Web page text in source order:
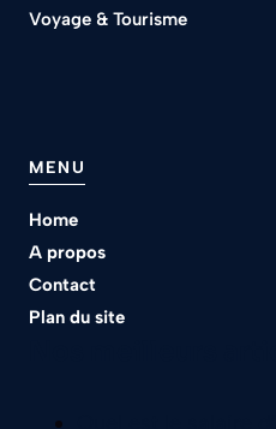
Voyage & Tourisme
MENU
Home
A propos
Contact
Plan du site